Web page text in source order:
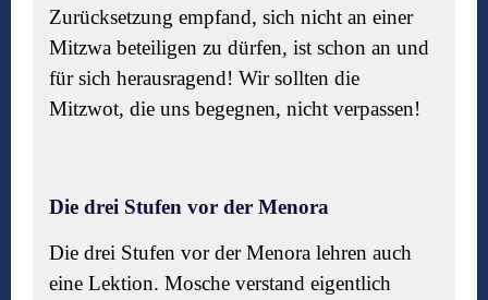
Zurücksetzung empfand, sich nicht an einer
Mitzwa beteiligen zu dürfen, ist schon an und
für sich herausragend! Wir sollten die
Mitzwot, die uns begegnen, nicht verpassen!
Die drei Stufen vor der Menora
Die drei Stufen vor der Menora lehren auch
eine Lektion. Mosche verstand eigentlich